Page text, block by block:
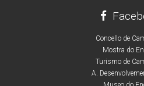
Concello de
Mostra do
Turismo de
A.